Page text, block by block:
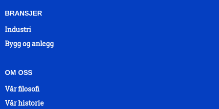
BRANSJER
Industri
Bygg og anlegg
OM OSS
Vår filosofi
Vår historie